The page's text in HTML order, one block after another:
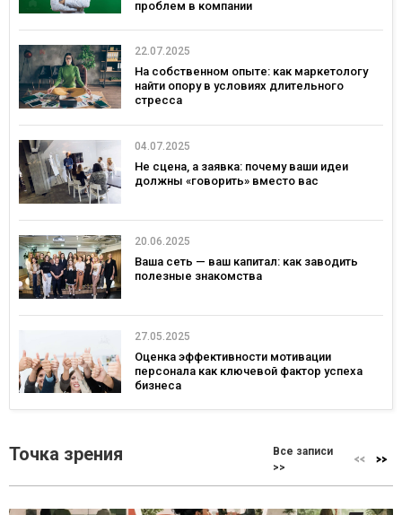
проблем в компании
22.07.2025
На собственном опыте: как маркетологу
найти опору в условиях длительного
стресса
04.07.2025
Не сцена, а заявка: почему ваши идеи
должны «говорить» вместо вас
20.06.2025
Ваша сеть — ваш капитал: как заводить
полезные знакомства
27.05.2025
Оценка эффективности мотивации
персонала как ключевой фактор успеха
бизнеса
Точка зрения
Все записи
>>